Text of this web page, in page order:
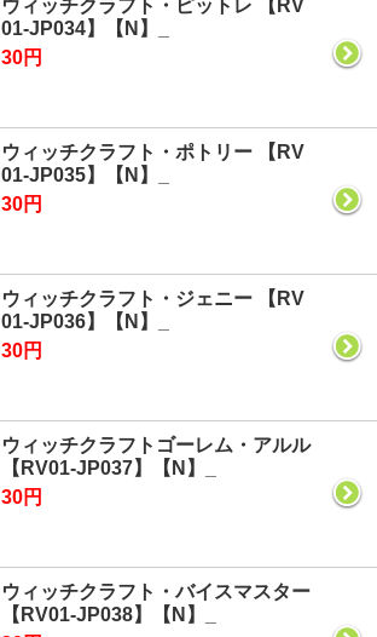
ウィッチクラフト・ピットレ 【RV
01-JP034】【N】_
30円
ウィッチクラフト・ポトリー 【RV
01-JP035】【N】_
30円
ウィッチクラフト・ジェニー 【RV
01-JP036】【N】_
30円
ウィッチクラフトゴーレム・アルル
【RV01-JP037】【N】_
30円
ウィッチクラフト・バイスマスター
【RV01-JP038】【N】_